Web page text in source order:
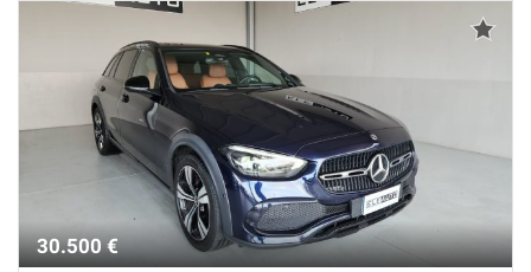
ABS • Airbag • Airbag Passeggero • Airbag testa • Alzacristalli elettrici
• Autoradio • Bluetooth • Bracciolo • Cambio Automatico • Cerchi in
lega • cerchi lega 17" • Chiusura centralizzata • Climatizzatore •
Controllo trazione • Cruise Control • ESP • Fari LED • Immobilizzatore
elettronico • Leve al volante • Sedili riscaldati • Sensori di parcheggio
anteriori • Sensori di parcheggio posteriori • Servosterzo • Navigatore
satellitare • Specchietti laterali elettrici • Telecamera per parcheggio
assistito • Vetri oscurati • Volante multifunzione
30.500 €